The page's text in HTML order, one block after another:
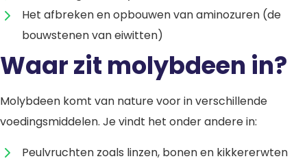
Het afbreken en opbouwen van aminozuren (de
bouwstenen van eiwitten)
Waar zit molybdeen in?
Molybdeen komt van nature voor in verschillende
voedingsmiddelen. Je vindt het onder andere in:
Peulvruchten zoals linzen, bonen en kikkererwten